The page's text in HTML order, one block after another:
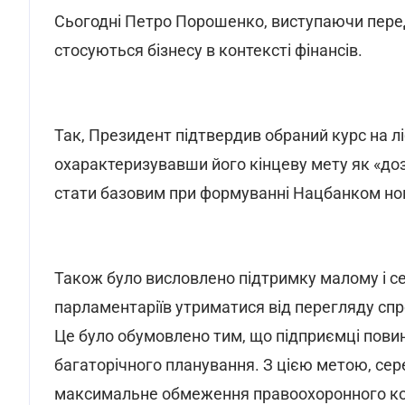
Сьогодні Петро Порошенко, виступаючи
стосуються бізнесу в контексті фінансів.
Так, Президент підтвердив обраний курс на
охарактеризувавши його кінцеву мету як
стати базовим при формуванні Нацбанком
Також було висловлено підтримку малому і
парламентаріїв утриматися від перегляду
Це було обумовлено тим, що підприємці
багаторічного планування. З цією метою,
максимальне обмеження правоохоронного